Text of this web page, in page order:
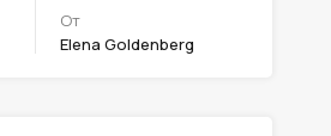
От
Elena Goldenberg